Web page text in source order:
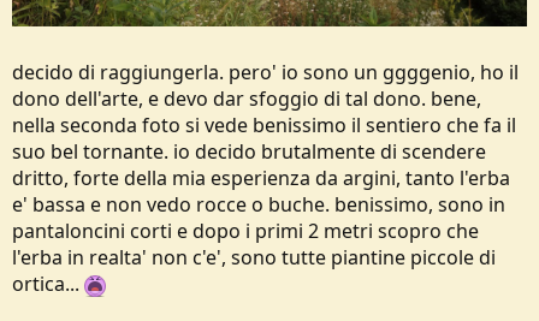
decido di raggiungerla. pero' io sono un ggggenio, ho il
dono dell'arte, e devo dar sfoggio di tal dono. bene,
nella seconda foto si vede benissimo il sentiero che fa il
suo bel tornante. io decido brutalmente di scendere
dritto, forte della mia esperienza da argini, tanto l'erba
e' bassa e non vedo rocce o buche. benissimo, sono in
pantaloncini corti e dopo i primi 2 metri scopro che
l'erba in realta' non c'e', sono tutte piantine piccole di
ortica...